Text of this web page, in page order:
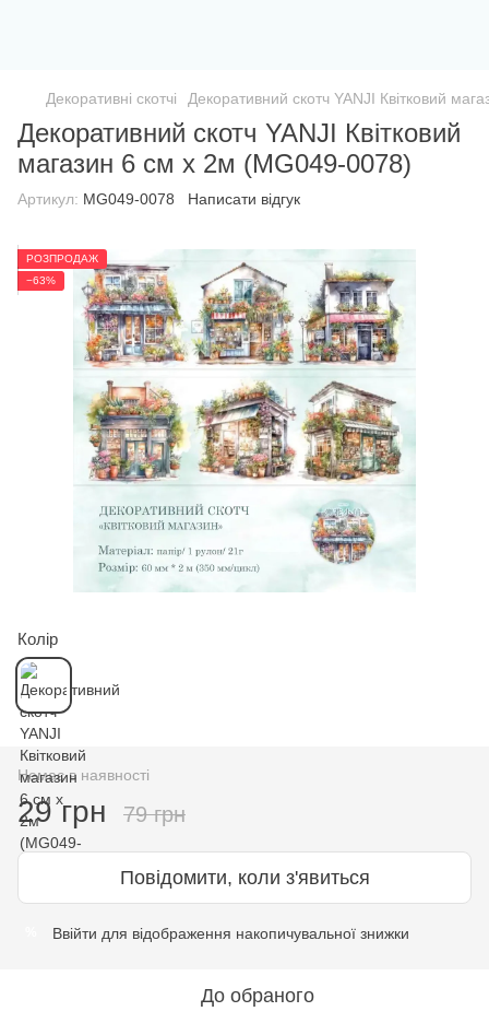
Декоративні скотчі Декоративний скотч YANJI Квітковий
Декоративний скотч YANJI Квітковий
магазин 6 см x 2м (MG049-0078)
Артикул: MG049-0078 Написати відгук
РОЗПРОДАЖ
−63%
Колір
Немає в наявності
29 грн 79 грн
Повідомити, коли з'явиться
Ввійти для відображення накопичувальної знижки
До обраного